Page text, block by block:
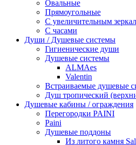
Овальные
Прямоугольные
С увеличительным
С часами
Души / Душевые системы
Гигиенические души
Душевые системы
ALMAes
Valentin
Встраиваемые душевые
Душ тропический
Душевые кабины / ограждения
Перегородки PAINI
Paini
Душевые поддоны
Из литого камня